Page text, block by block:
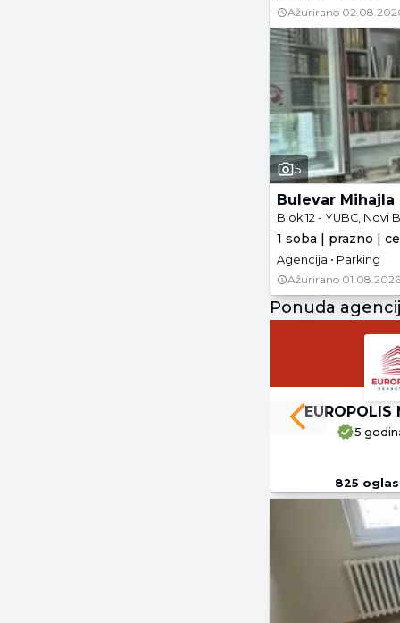
Ažurirano
5
Bulevar Mihajla
Blok 12 - YUBC,
1 soba | prazno |
Agencija • Parking
Ažurirano
Ponuda
EUROPOLIS
5
825
Previous slide